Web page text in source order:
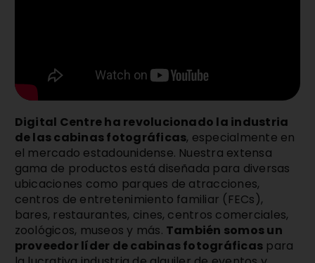
Digital Centre ha revolucionado la industria
de las cabinas fotográficas, especialmente en
el mercado estadounidense. Nuestra extensa
gama de productos está diseñada para diversas
ubicaciones como parques de atracciones,
centros de entretenimiento familiar (FECs),
bares, restaurantes, cines, centros comerciales,
zoológicos, museos y más. También somos un
proveedor líder de cabinas fotográficas para